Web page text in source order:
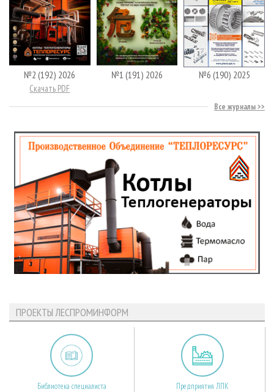
№2 (192) 2026
Скачать PDF
№1 (191) 2026 №6 (190) 2025
Все журналы
ПРОЕКТЫ ЛЕСПРОМИНФОРМ
Библиотека специалиста Предприятия ЛПК